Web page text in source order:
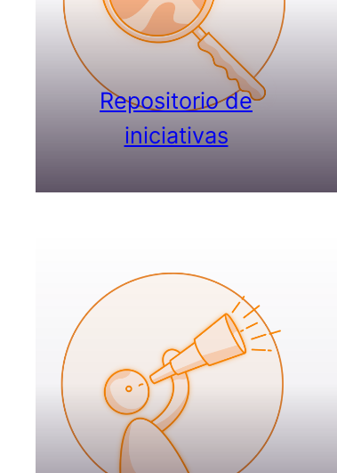
Repositorio de
iniciativas